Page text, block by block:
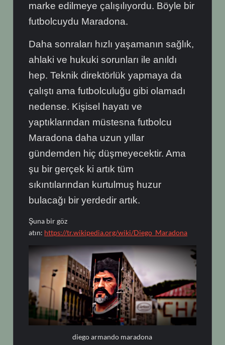
marke edilmeye çalışılıyordu. Böyle bir
futbolcuydu Maradona.
Daha sonraları hızlı yaşamanın sağlık,
ahlaki ve hukuki sorunları ile anıldı
hep. Teknik direktörlük yapmaya da
çalıştı ama futbolculuğu gibi olamadı
nedense. Kişisel hayatı ve
yaptıklarından müstesna futbolcu
Maradona daha uzun yıllar
gündemden hiç düşmeyecektir. Ama
şu bir gerçek ki artık tüm
sıkıntılarından kurtulmuş huzur
bulacağı bir yerdedir artık.
Şuna bir göz
atın: https://tr.wikipedia.org/wiki/Diego_Maradona
diego armando maradona